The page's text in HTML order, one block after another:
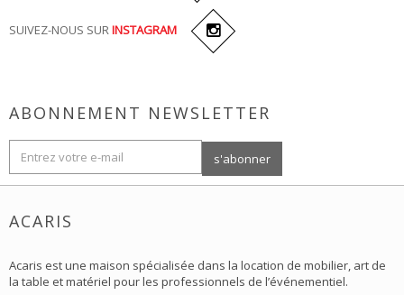
SUIVEZ-NOUS SURINSTAGRAM
ABONNEMENT NEWSLETTER
ACARIS
Acaris est une maison spécialisée dans la location de mobilier, art de
la table et matériel pour les professionnels de l’événementiel.